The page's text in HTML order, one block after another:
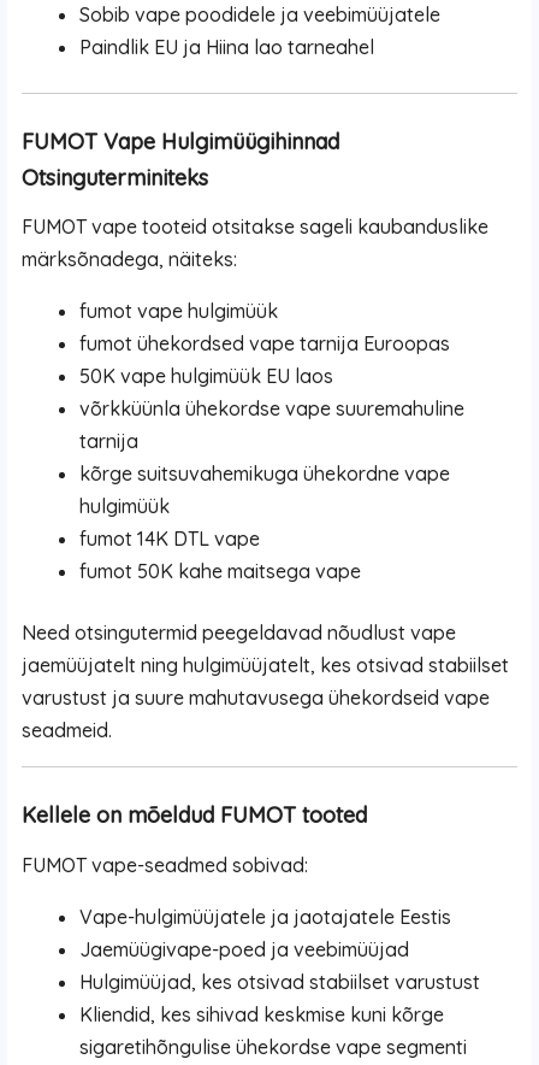
Sobib vape poodidele ja veebimüüjatele
Paindlik EU ja Hiina lao tarneahel
FUMOT Vape Hulgimüügihinnad
Otsinguterminiteks
FUMOT vape tooteid otsitakse sageli kaubanduslike
märksõnadega, näiteks:
fumot vape hulgimüük
fumot ühekordsed vape tarnija Euroopas
50K vape hulgimüük EU laos
võrkküünla ühekordse vape suuremahuline
tarnija
kõrge suitsuvahemikuga ühekordne vape
hulgimüük
fumot 14K DTL vape
fumot 50K kahe maitsega vape
Need otsingutermid peegeldavad nõudlust vape
jaemüüjatelt ning hulgimüüjatelt, kes otsivad stabiilset
varustust ja suure mahutavusega ühekordseid vape
seadmeid.
Kellele on mõeldud FUMOT tooted
FUMOT vape-seadmed sobivad:
Vape-hulgimüüjatele ja jaotajatele Eestis
Jaemüügivape-poed ja veebimüüjad
Hulgimüüjad, kes otsivad stabiilset varustust
Kliendid, kes sihivad keskmise kuni kõrge
sigaretihõngulise ühekordse vape segmenti